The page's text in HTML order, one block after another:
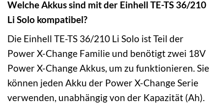
Welche Akkus sind mit der Einhell TE-TS 36/210
Li Solo kompatibel?
Die Einhell TE-TS 36/210 Li Solo ist Teil der
Power X-Change Familie und benötigt zwei 18V
Power X-Change Akkus, um zu funktionieren. Sie
können jeden Akku der Power X-Change Serie
verwenden, unabhängig von der Kapazität (Ah).